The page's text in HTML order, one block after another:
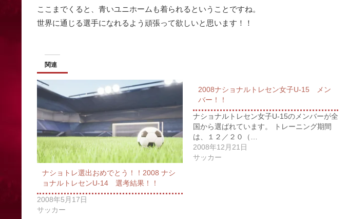
ここまでくると、青いユニホームも着られるということですね。
世界に通じる選手になれるよう頑張って欲しいと思います！！
関連
ナショトレ選出おめでとう！！2008 ナシ
ョナルトレセンU-14 選考結果！！
2008年5月17日
サッカー
2008ナショナルトレセン女子U-15 メン
バー！！
ナショナルトレセン女子U-15のメンバーが全
国から選ばれています。 トレーニング期間
は、１２／２０（…
2008年12月21日
サッカー